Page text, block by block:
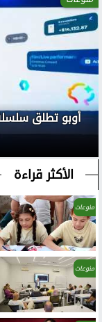
الأكثر قراءة
منوعات
منوعات